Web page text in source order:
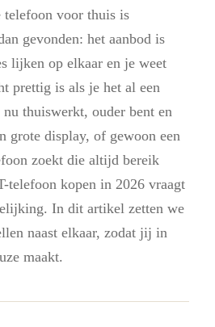
telefoon voor thuis is
gevonden: het aanbod is
lijken op elkaar en je weet
prettig is als je het al een
thuiswerkt, ouder bent en
grote display, of gewoon een
zoekt die altijd bereik
telefoon kopen in 2026 vraagt
In dit artikel zetten we
naast elkaar, zodat jij in
maakt.